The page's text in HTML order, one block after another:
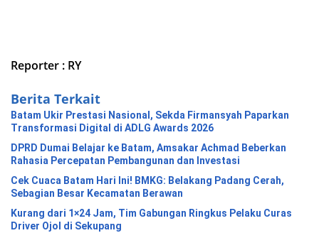
Reporter : RY
Berita Terkait
Batam Ukir Prestasi Nasional, Sekda Firmansyah Paparkan
Transformasi Digital di ADLG Awards 2026
DPRD Dumai Belajar ke Batam, Amsakar Achmad Beberkan
Rahasia Percepatan Pembangunan dan Investasi
Cek Cuaca Batam Hari Ini! BMKG: Belakang Padang Cerah,
Sebagian Besar Kecamatan Berawan
Kurang dari 1×24 Jam, Tim Gabungan Ringkus Pelaku Curas
Driver Ojol di Sekupang